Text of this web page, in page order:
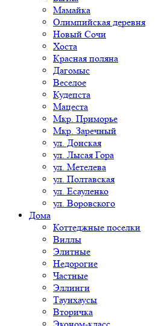
Мамайка
Олимпийская деревня
Новый Сочи
Хоста
Красная поляна
Дагомыс
Веселое
Кудепста
Мацеста
Мкр. Приморье
Мкр. Заречный
ул. Донская
ул. Лысая Гора
ул. Метелева
ул. Полтавская
ул. Есауленко
ул. Воровского
Дома
Коттеджные поселки
Виллы
Элитные
Недорогие
Частные
Эллинги
Таунхаусы
Вторичка